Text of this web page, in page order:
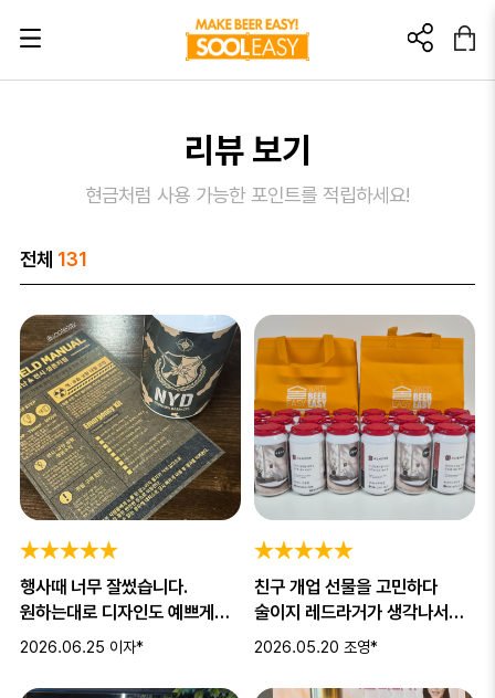
초대링크? 이렇게 활용해 보세요!
이 링크를 친구에게 추천해보세요.
가입 : 부정행위방지를 위해 본인인증 후 포인트가 지급됩니다.
첫구매 : 부정행위방지를 위해 상품배송완료 후 포인트가 지급됩니다.
리뷰 보기
현금처럼 사용 가능한 포인트를 적립하세요!
전체 131
행사때 너무 잘썼습니다.
원하는대로 디자인도 예쁘게
만들 수 있고, 근처
2026.06.25 이자*
친구 개업 선물을 고민하다
술이지 레드라거가 생각나서
제작해서 선물 했어요. 디자인이
2026.05.20 조영*